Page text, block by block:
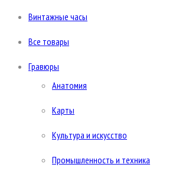
Винтажные часы
Все товары
Гравюры
Анатомия
Карты
Культура и искусство
Промышленность и техника